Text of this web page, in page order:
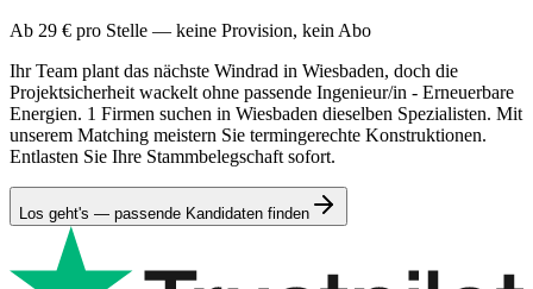
Ab 29 € pro Stelle — keine Provision, kein Abo
Ihr Team plant das nächste Windrad in Wiesbaden, doch die
Projektsicherheit wackelt ohne passende Ingenieur/in - Erneuerbare
Energien. 1 Firmen suchen in Wiesbaden dieselben Spezialisten. Mit
unserem Matching meistern Sie termingerechte Konstruktionen.
Entlasten Sie Ihre Stammbelegschaft sofort.
Los geht's — passende Kandidaten finden